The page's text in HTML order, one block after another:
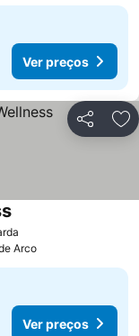
Ver preços
Partilhar
Arco
Ver preços